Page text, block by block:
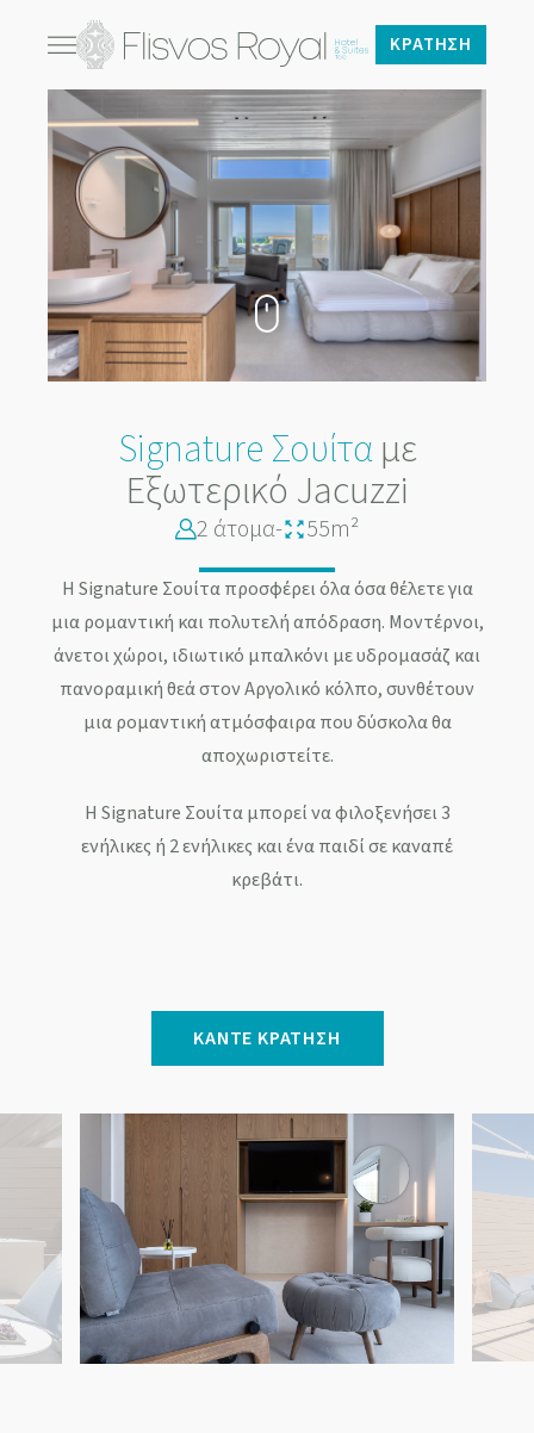
ΚΡΆΤΗΣΗ
Signature Σουίταμε
Εξωτερικό Jacuzzi
2 άτομα- 55m²
Η Signature Σουίτα προσφέρει όλα όσα θέλετε για
μια ρομαντική και πολυτελή απόδραση. Μοντέρνοι,
άνετοι χώροι, ιδιωτικό μπαλκόνι με υδρομασάζ και
πανοραμική θεά στον Αργολικό κόλπο, συνθέτουν
μια ρομαντική ατμόσφαιρα που δύσκολα θα
αποχωριστείτε.
Η Signature Σουίτα μπορεί να φιλοξενήσει 3
ενήλικες ή 2 ενήλικες και ένα παιδί σε καναπέ
κρεβάτι.
ΚΆΝΤΕ ΚΡΆΤΗΣΗ